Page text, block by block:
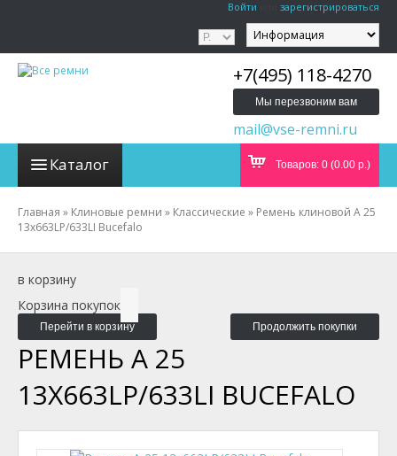
Войти зарегистрироваться
+7(495) 118-4270
Мы перезвоним вам
mail@vse-remni.ru
Каталог Товаров: 0 (0.00 р.)
Главная » Клиновые ремни » Классические » Ремень клиновой A 25
13x663LP/633LI Bucefalo
в корзину
Корзина покупок
Перейти в корзину Продолжить покупки
РЕМЕНЬ A 25
13X663LP/633LI BUCEFALO